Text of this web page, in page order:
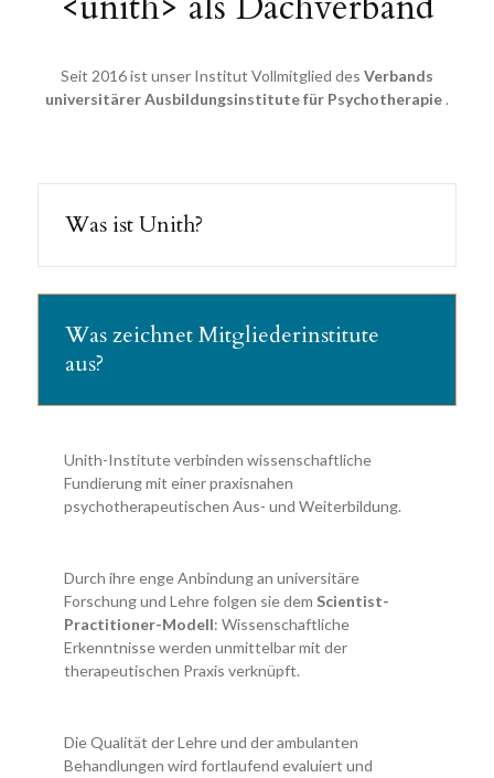
Seit 2016 ist unser Institut Vollmitglied des Verbands
universitärer Ausbildungsinstitute für Psychotherapie.
Was ist Unith?
Unith e.V. ist der
Verbund universitärer
Einrichtungenfür die psychotherapeutische Aus -
und Weiterbildung sowie psychotherapeutischer
Die Mitglieder des Verbunds engagieren sich für eine
wissenschaftlich fundierteundqualitativ
hochwertige Qualifizierungzukünftiger
Weitere Informationen:www.unith.de
Was zeichnet Mitgliederinstitute
aus?
Unith-Institute verbinden wissenschaftliche
Fundierung mit einer praxisnahen
psychotherapeutischen Aus- und Weiterbildung.
Durch ihre enge Anbindung an universitäre
Forschung und Lehre folgen sie dem Scientist-
Practitioner-Modell: Wissenschaftliche
Erkenntnisse werden unmittelbar mit der
therapeutischen Praxis verknüpft.
Die Qualität der Lehre und der ambulanten
Behandlungen wird fortlaufend evaluiert und